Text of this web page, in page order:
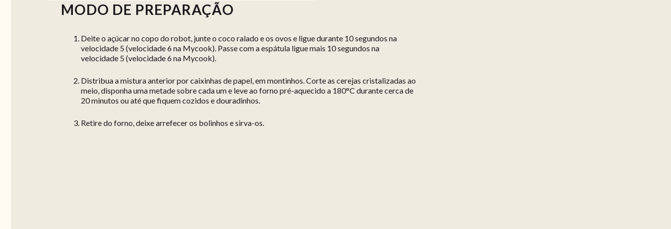
MODO DE PREPARAÇÃO
Deite o açúcar no copo do robot, junte o coco ralado e os ovos e ligue durante 10 segundos na
velocidade 5 (velocidade 6 na Mycook). Passe com a espátula ligue mais 10 segundos na
velocidade 5 (velocidade 6 na Mycook).
Distribua a mistura anterior por caixinhas de papel, em montinhos. Corte as cerejas cristalizadas ao
meio, disponha uma metade sobre cada um e leve ao forno pré-aquecido a 180°C durante cerca de
20 minutos ou até que fiquem cozidos e douradinhos.
Retire do forno, deixe arrefecer os bolinhos e sirva-os.